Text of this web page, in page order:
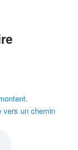
vers un chemin